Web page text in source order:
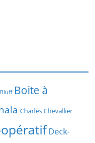
Bluff Boite à
Charles Chevallier
Deck-